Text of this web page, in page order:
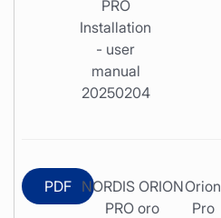
PRO
Installation
- user
manual
20250204
PDF NORDIS ORION
PRO oro
Orion
Pro